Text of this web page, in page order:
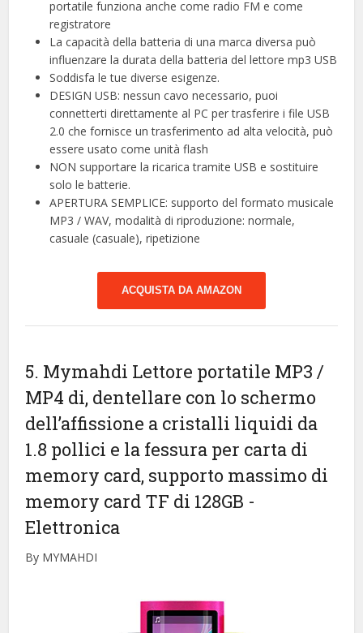
portatile funziona anche come radio FM e come
registratore
La capacità della batteria di una marca diversa può
influenzare la durata della batteria del lettore mp3 USB
Soddisfa le tue diverse esigenze.
DESIGN USB: nessun cavo necessario, puoi
connetterti direttamente al PC per trasferire i file USB
2.0 che fornisce un trasferimento ad alta velocità, può
essere usato come unità flash
NON supportare la ricarica tramite USB e sostituire
solo le batterie.
APERTURA SEMPLICE: supporto del formato musicale
MP3 / WAV, modalità di riproduzione: normale,
casuale (casuale), ripetizione
ACQUISTA DA AMAZON
5. Mymahdi Lettore portatile MP3 /
MP4 di, dentellare con lo schermo
dell’affissione a cristalli liquidi da
1.8 pollici e la fessura per carta di
memory card, supporto massimo di
memory card TF di 128GB -
Elettronica
By MYMAHDI